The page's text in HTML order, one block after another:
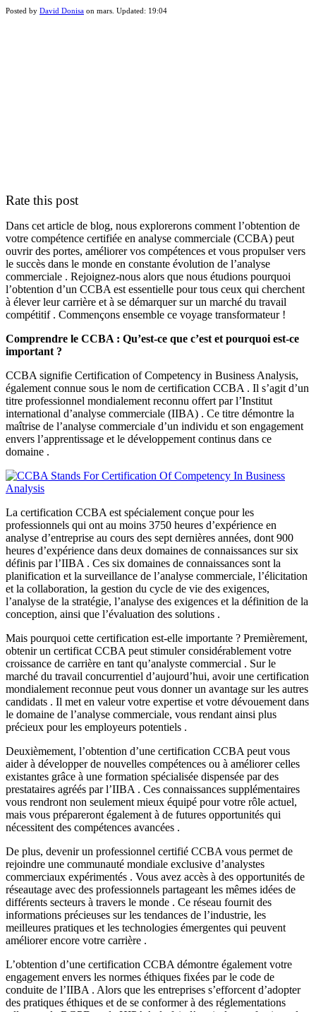
Posted by David Donisa on mars . Updated: 19:04
Rate this post
Dans cet article de blog, nous explorerons comment l’obtention de
votre compétence certifiée en analyse commerciale (CCBA) peut
ouvrir des portes, améliorer vos compétences et vous propulser vers
le succès dans le monde en constante évolution de l’analyse
commerciale . Rejoignez-nous alors que nous étudions pourquoi
l’obtention d’un CCBA est essentielle pour tous ceux qui cherchent
à élever leur carrière et à se démarquer sur un marché du travail
compétitif . Commençons ensemble ce voyage transformateur !
Comprendre le CCBA : Qu’est-ce que c’est et pourquoi est-ce
important ?
CCBA signifie Certification of Competency in Business Analysis,
également connue sous le nom de certification CCBA . Il s’agit d’un
titre professionnel mondialement reconnu offert par l’Institut
international d’analyse commerciale (IIBA) . Ce titre démontre la
maîtrise de l’analyse commerciale d’un individu et son engagement
envers l’apprentissage et le développement continus dans ce
domaine .
La certification CCBA est spécialement conçue pour les
professionnels qui ont au moins 3750 heures d’expérience en
analyse d’entreprise au cours des sept dernières années, dont 900
heures d’expérience dans deux domaines de connaissances sur six
définis par l’IIBA . Ces six domaines de connaissances sont la
planification et la surveillance de l’analyse commerciale, l’élicitation
et la collaboration, la gestion du cycle de vie des exigences,
l’analyse de la stratégie, l’analyse des exigences et la définition de la
conception, ainsi que l’évaluation des solutions .
Mais pourquoi cette certification est-elle importante ? Premièrement,
obtenir un certificat CCBA peut stimuler considérablement votre
croissance de carrière en tant qu’analyste commercial . Sur le
marché du travail concurrentiel d’aujourd’hui, avoir une certification
mondialement reconnue peut vous donner un avantage sur les autres
candidats . Il met en valeur votre expertise et votre dévouement dans
le domaine de l’analyse commerciale, vous rendant ainsi plus
précieux pour les employeurs potentiels .
Deuxièmement, l’obtention d’une certification CCBA peut vous
aider à développer de nouvelles compétences ou à améliorer celles
existantes grâce à une formation spécialisée dispensée par des
prestataires agréés par l’IIBA . Ces connaissances supplémentaires
vous rendront non seulement mieux équipé pour votre rôle actuel,
mais vous prépareront également à de futures opportunités qui
nécessitent des compétences avancées .
De plus, devenir un professionnel certifié CCBA vous permet de
rejoindre une communauté mondiale exclusive d’analystes
commerciaux expérimentés . Vous avez accès à des opportunités de
réseautage avec des professionnels partageant les mêmes idées de
différents secteurs à travers le monde . Ce réseau fournit des
informations précieuses sur les tendances de l’industrie, les
meilleures pratiques et les technologies émergentes qui peuvent
améliorer encore votre carrière .
L’obtention d’une certification CCBA démontre également votre
engagement envers les normes éthiques fixées par le code de
conduite de l’IIBA . Alors que les entreprises s’efforcent d’adopter
des pratiques éthiques et de se conformer à des réglementations